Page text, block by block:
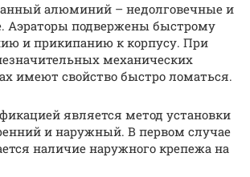
алюминий – недолговечные и
Аэраторы подвержены быстрому
и прикипанию к корпусу. При
механических
имеют свойство быстро ломаться.
является метод установки
и наружный. В первом случае
наличие наружного крепежа на